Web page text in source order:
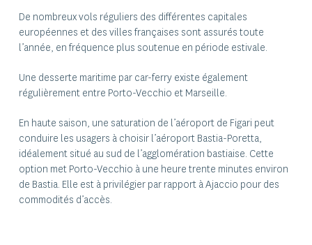
De nombreux vols réguliers des différentes capitales
européennes et des villes françaises sont assurés toute
l’année, en fréquence plus soutenue en période estivale.
Une desserte maritime par car-ferry existe également
régulièrement entre Porto-Vecchio et Marseille.
En haute saison, une saturation de l’aéroport de Figari peut
conduire les usagers à choisir l’aéroport Bastia-Poretta,
idéalement situé au sud de l’agglomération bastiaise. Cette
option met Porto-Vecchio à une heure trente minutes environ
de Bastia. Elle est à privilégier par rapport à Ajaccio pour des
commodités d’accès.